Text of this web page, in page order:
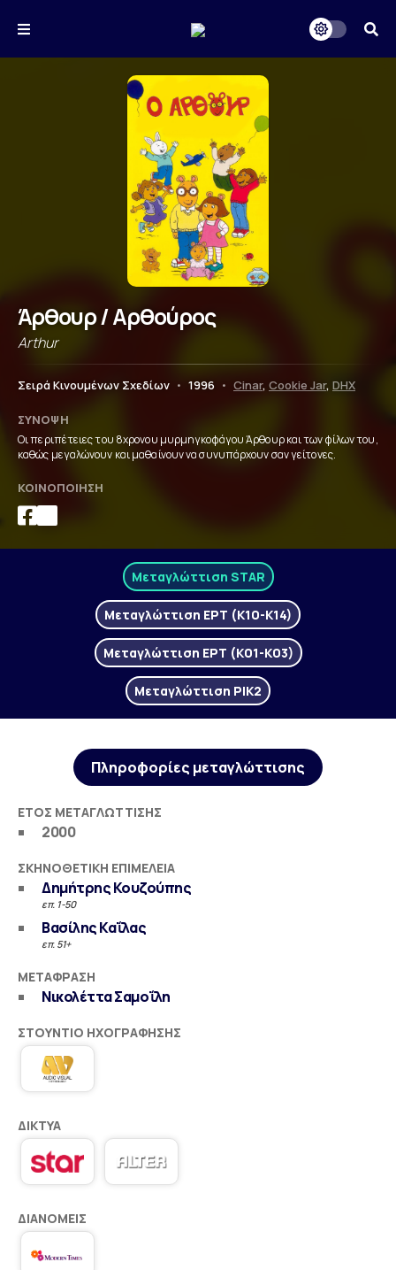
Άρθουρ / Αρθούρος
Arthur
Σειρά Κινουμένων Σχεδίων • 1996 • Cinar, Cookie Jar, DHX
ΣΎΝΟΨΗ
Οι περιπέτειες του 8χρονου μυρμηγκοφάγου Άρθουρ και των φίλων του,
καθώς μεγαλώνουν και μαθαίνουν να συνυπάρχουν σαν γείτονες.
ΚΟΙΝΟΠΟΊΗΣΗ
Μεταγλώττιση STAR
Μεταγλώττιση ΕΡΤ (Κ10-Κ14)
Μεταγλώττιση ΕΡΤ (Κ01-Κ03)
Μεταγλώττιση ΡΙΚ2
Πληροφορίες μεταγλώττισης
ΈΤΟΣ ΜΕΤΑΓΛΏΤΤΙΣΗΣ
2000
ΣΚΗΝΟΘΕΤΙΚΉ ΕΠΙΜΈΛΕΙΑ
Δημήτρης Κουζούπης
επ. 1-50
Βασίλης Καΐλας
επ. 51+
ΜΕΤΆΦΡΑΣΗ
Νικολέττα Σαμοΐλη
ΣΤΟΎΝΤΙΟ ΗΧΟΓΡΆΦΗΣΗΣ
ΔΊΚΤΥΑ
ΔΙΑΝΟΜΕΊΣ